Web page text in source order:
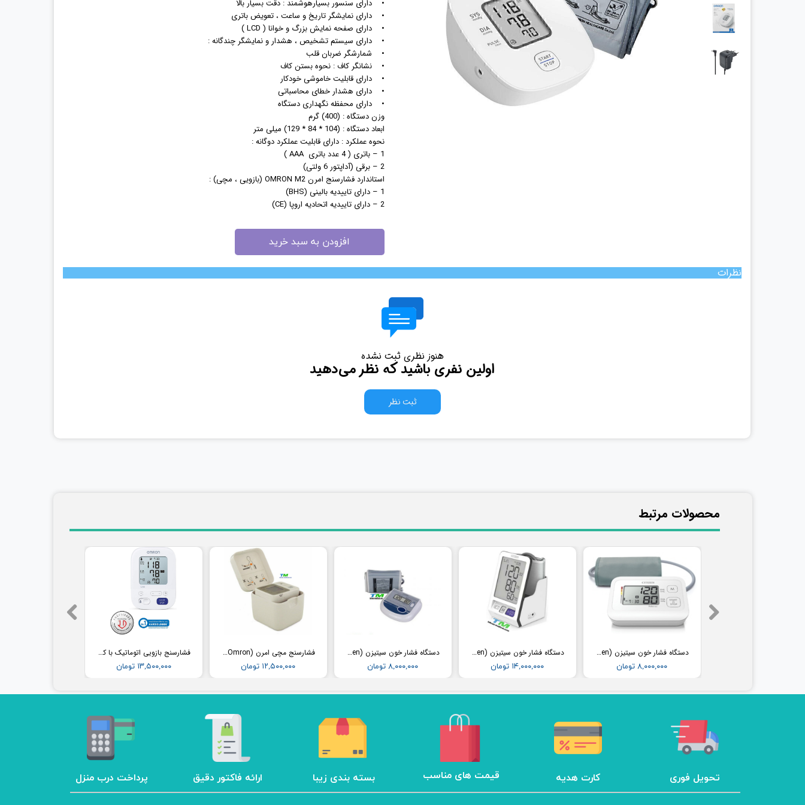
چراغ پیشانی
چراغ معاینه
سالپنژوگراف
فتال مانیتورینگ
شریان بند
چراغ قوه پزشکی
مزوگان
هیدرودرم
لیفت و جوانسازی صورت
• دارای سنسور بسیارهوشمند : دقت بسیار بالا
• دارای نمایشگر تاریخ و ساعت ، تعویض باتری
• دارای صفحه نمایش بزرگ و خوانا ( LCD )
• دارای سیستم تشخیص ، هشدار و نمایشگر چندگانه :
• شمارشگر ضربان قلب
• نشانگر کاف : نحوه بستن کاف
• دارای قابلیت خاموشی خودکار
• دارای هشدار خطای محاسباتی
• دارای محفظه نگهداری دستگاه
وزن دستگاه : (400) گرم
ابعاد دستگاه : (104 * 84 * 129) میلی ‌متر
نحوه عملکرد : دارای قابلیت عملکرد دوگانه :
1 – باتری ( 4 عدد باتری AAA )
2 – برقی (آداپتور 6 ولتی)
استاندارد فشارسنج امرن OMRON M2 (بازویی ، مچی) :
1 – دارای تاییدیه بالینی (BHS)
2 – دارای تاییدیه اتحادیه اروپا (CE)
افزودن به سبد خرید
نظرات
هنوز نظری ثبت نشده
اولین نفری باشید که نظر می‌دهید
ثبت نظر
فشارسنج بازویی اتوماتیک با کاف پهن امرن (OMRON) مدل M3
۱۳,۵۰۰,۰۰۰ تومان
فشارسنج مچی امرن (Omron) مدل RS2
۱۲,۵۰۰,۰۰۰ تومان
دستگاه فشار خون سیتیزن (Citizen) مدل CH452
۸,۰۰۰,۰۰۰ تومان
دستگاه فشار خون سیتیزن (Citizen) مدل CH456
۱۴,۰۰۰,۰۰۰ تومان
دستگاه فشار خون سیتیزن (Citizen) مدل CH304
۸,۰۰۰,۰۰۰ تومان
​محصولات مرتبط
تحویل فوری کارت هدیه ​قیمت های مناسب بسته بندی زیبا ارائه فاکتور دقیق پرداخت درب منزل